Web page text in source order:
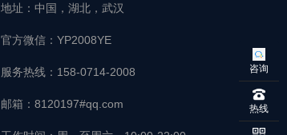
地址：中国，湖北，武汉
官方微信：YP2008YE
服务热线：158-0714-2008
邮箱：8120197#qq.com
咨询
热线